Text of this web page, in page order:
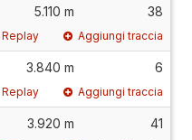
5.110 m 38
Replay Aggiungi traccia
3.840 m 6
Replay Aggiungi traccia
3.920 m 41